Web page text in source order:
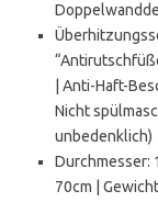
| Anti-Haft-
Nicht
unbedenklich)
Durchmesser:
70cm |